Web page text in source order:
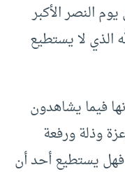
النصر الأكبر
الذي لا يستطيع
فيما يشاهدون
وذلة ورفعة
يستطيع أحد أن